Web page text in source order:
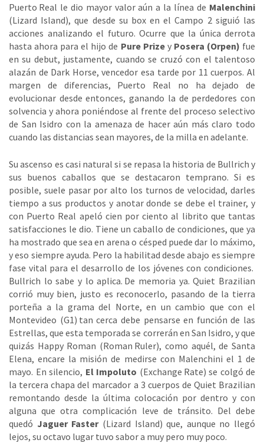
Puerto Real le dio mayor valor aún a la línea de Malenchini
(Lizard Island), que desde su box en el Campo 2 siguió las
acciones analizando el futuro. Ocurre que la única derrota
hasta ahora para el hijo de Pure Prizey Posera (Orpen) fue
en su debut, justamente, cuando se cruzó con el talentoso
alazán de Dark Horse, vencedor esa tarde por 11 cuerpos. Al
margen de diferencias, Puerto Real no ha dejado de
evolucionar desde entonces, ganando la de perdedores con
solvencia y ahora poniéndose al frente del proceso selectivo
de San Isidro con la amenaza de hacer aún más claro todo
cuando las distancias sean mayores, de la milla en adelante.
Su ascenso es casi natural si se repasa la historia de Bullrich y
sus buenos caballos que se destacaron temprano. Si es
posible, suele pasar por alto los turnos de velocidad, darles
tiempo a sus productos y anotar donde se debe el trainer, y
con Puerto Real apeló cien por ciento al librito que tantas
satisfacciones le dio. Tiene un caballo de condiciones, que ya
ha mostrado que sea en arena o césped puede dar lo máximo,
y eso siempre ayuda. Pero la habilitad desde abajo es siempre
fase vital para el desarrollo de los jóvenes con condiciones.
Bullrich lo sabe y lo aplica. De memoria ya. Quiet Brazilian
corrió muy bien, justo es reconocerlo, pasando de la tierra
porteña a la grama del Norte, en un cambio que con el
Montevideo (G1) tan cerca debe pensarse en función de las
Estrellas, que esta temporada se correrán en San Isidro, y que
quizás Happy Roman (Roman Ruler), como aquél, de Santa
Elena, encare la misión de medirse con Malenchini el 1 de
mayo. En silencio, El Impoluto (Exchange Rate) se colgó de
la tercera chapa del marcador a 3 cuerpos de Quiet Brazilian
remontando desde la última colocación por dentro y con
alguna que otra complicación leve de tránsito. Del debe
quedó Jaguer Faster(Lizard Island) que, aunque no llegó
lejos, su octavo lugar tuvo sabor a muy pero muy poco.